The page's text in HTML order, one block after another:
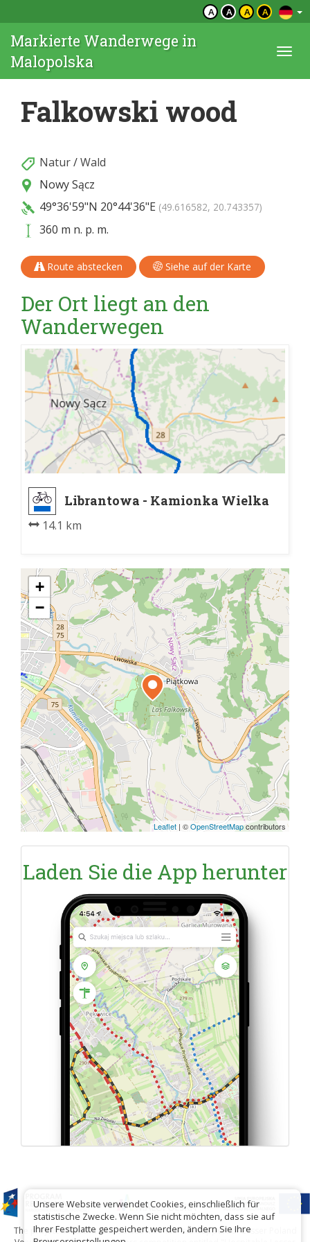
A A A A
Markierte Wanderwege in
Malopolska
Falkowski wood
Natur/Wald
Nowy Sącz
49°36'59"N 20°44'36"E (49.616582, 20.743357)
360 m n. p. m.
Route abstecken Siehe auf der Karte
Der Ort liegt an den
Wanderwegen
Librantowa - Kamionka Wielka
14.1 km
+
−
Leaflet | ©OpenStreetMapcontributors
Laden Sie die App herunter
The project has been carried out with financial support of Lesser Poland
Unsere Website verwendet Cookies, einschließlich für
statistische Zwecke. Wenn Sie nicht möchten, dass sie auf
Ihrer Festplatte gespeichert werden, ändern Sie Ihre